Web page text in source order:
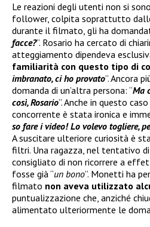
Le reazioni degli utenti non si
follower, colpita soprattutto
durante il filmato, gli ha
facce?”. Rosario ha cercato di
atteggiamento dipendeva
familiarità con questo tipo di
imbranato, ci ho provato”. Ancora
domanda di un’altra persona: “Ma
così, Rosario”. Anche in questo
concorrente è stata ironica e
so fare i video! Lo volevo togliere,
A suscitare ulteriore curiosità è
filtri. Una ragazza, nel tentativo
consigliato di non ricorrere a
fosse già “un bono”. Monetti ha
filmato non aveva utilizzato
puntualizzazione che, anziché
alimentato ulteriormente le